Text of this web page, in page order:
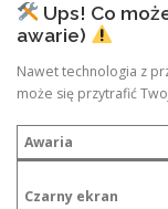
Ups! Co
awarie)
Nawet technologia z
może się przytrafić
Awaria
Czarny ekran